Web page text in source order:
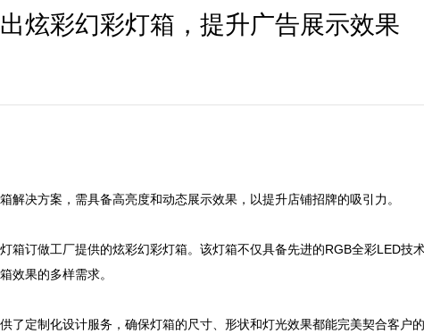
炫彩幻彩灯箱，提升广告展示效果
解决方案，需具备高亮度和动态展示效果，以提升店铺招牌的吸引力。
箱订做工厂提供的炫彩幻彩灯箱。该灯箱不仅具备先进的RGB全彩LED技
效果的多样需求。
了定制化设计服务，确保灯箱的尺寸、形状和灯光效果都能完美契合客户